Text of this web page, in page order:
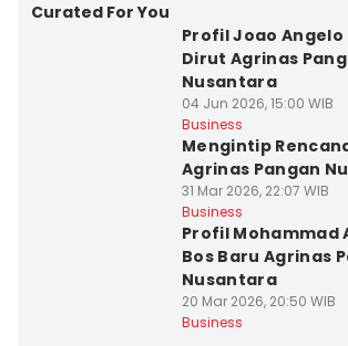
Curated For You
Profil Joao Angelo
Dirut Agrinas
Nusantara
04 Jun 2026, 15:00 WIB
Business
Mengintip
Agrinas Pangan
31 Mar 2026, 22:07 WIB
Business
Profil Mohammad
Bos Baru Agrinas
Nusantara
20 Mar 2026, 20:50 WIB
Business